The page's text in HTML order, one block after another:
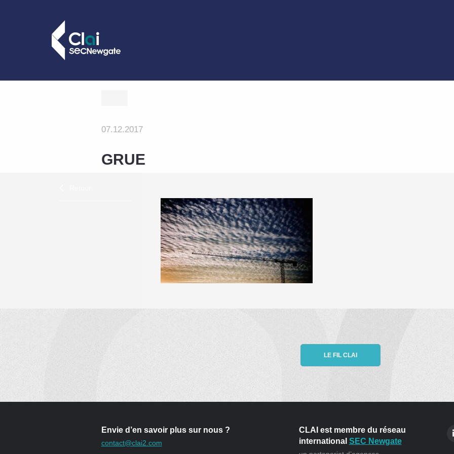
07.12.2017
GRUE
LE FIL CLAI
Envie d’en savoir plus sur nous ?
contact@clai2.com
CLAI est membre du réseau
international SEC Newgate